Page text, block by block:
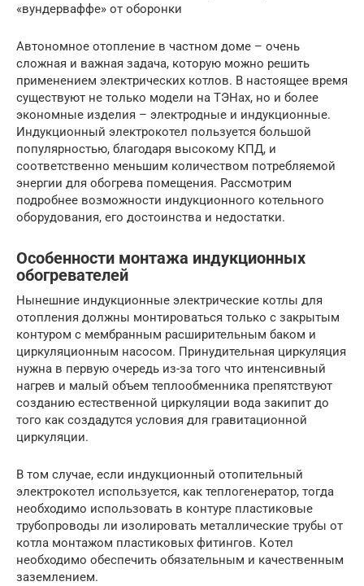
«вундерваффе» от оборонки
Автономное отопление в частном доме – очень
сложная и важная задача, которую можно решить
применением электрических котлов. В настоящее время
существуют не только модели на ТЭНах, но и более
экономные изделия – электродные и индукционные.
Индукционный электрокотел пользуется большой
популярностью, благодаря высокому КПД, и
соответственно меньшим количеством потребляемой
энергии для обогрева помещения. Рассмотрим
подробнее возможности индукционного котельного
оборудования, его достоинства и недостатки.
Особенности монтажа индукционных
обогревателей
Нынешние индукционные электрические котлы для
отопления должны монтироваться только с закрытым
контуром с мембранным расширительным баком и
циркуляционным насосом. Принудительная циркуляция
нужна в первую очередь из-за того что интенсивный
нагрев и малый объем теплообменника препятствуют
созданию естественной циркуляции вода закипит до
того как создадутся условия для гравитационной
циркуляции.
В том случае, если индукционный отопительный
электрокотел используется, как теплогенератор, тогда
необходимо использовать в контуре пластиковые
трубопроводы ли изолировать металлические трубы от
котла монтажом пластиковых фитингов. Котел
необходимо обеспечить обязательным и качественным
заземлением.